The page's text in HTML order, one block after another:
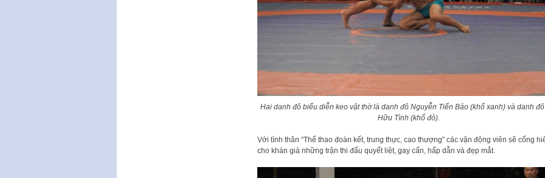
Hai danh đô biểu diễn keo vật thờ là danh đô Nguyễn Tiến Bảo (khố xanh) và danh
Hữu Tình (khố đỏ).
Với tình thân “Thể thao đoàn kết, trung thực, cao thượng” các vận động viên sẽ cống
cho khán giả những trận thi đấu quyết liệt, gay cấn, hấp dẫn và đẹp mắt.